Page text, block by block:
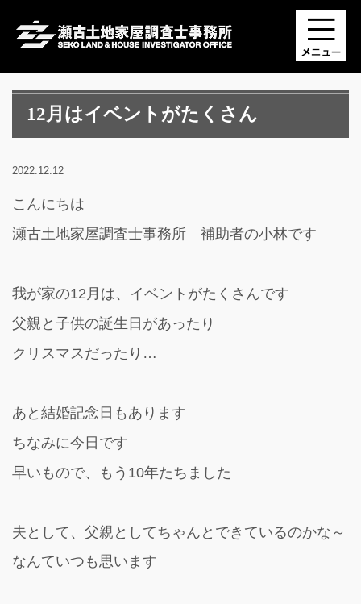
12月はイベントがたくさん
2022.12.12
こんにちは
瀬古土地家屋調査士事務所 補助者の小林です
我が家の12月は、イベントがたくさんです
父親と子供の誕生日があったり
クリスマスだったり…
あと結婚記念日もあります
ちなみに今日です
早いもので、もう10年たちました
夫として、父親としてちゃんとできているのかな～
なんていつも思います